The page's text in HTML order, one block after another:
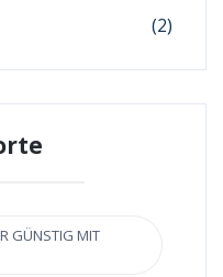
(2)
GÜNSTIG MIT